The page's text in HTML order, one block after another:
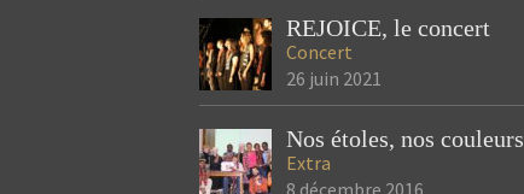
REJOICE, le concert
Concert
26 juin 2021
Nos étoles, nos couleurs
Extra
8 décembre 2016